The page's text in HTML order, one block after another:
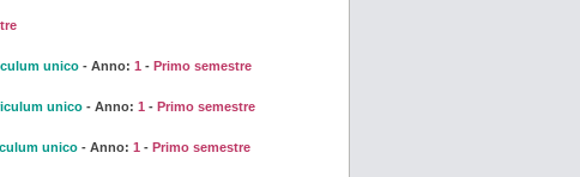
unico - Anno: 1 - Primo semestre
unico - Anno: 1 - Primo semestre
unico - Anno: 1 - Primo semestre